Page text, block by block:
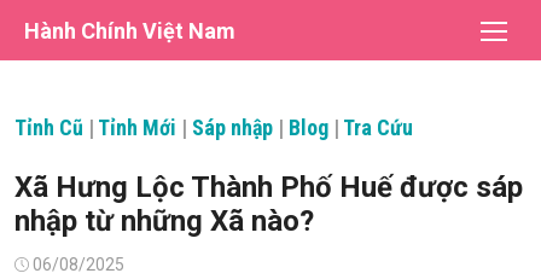
Hành Chính Việt Nam
Tỉnh Cũ | Tỉnh Mới | Sáp nhập | Blog | Tra Cứu
Xã Hưng Lộc Thành Phố Huế được sáp
nhập từ những Xã nào?
Đăng06/08/2025